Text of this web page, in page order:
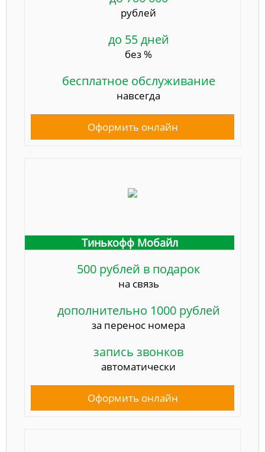
рублей
до 55 дней
без %
бесплатное обслуживание
навсегда
Оформить онлайн
Тинькофф Мобайл
500 рублей в подарок
на связь
дополнительно 1000 рублей
за перенос номера
запись звонков
автоматически
Оформить онлайн